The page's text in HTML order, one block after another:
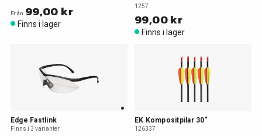
Från 99,00 kr
Finns i lager
1257
99,00 kr
Finns i lager
Edge Fastlink
Finns i 3 varianter
EK Kompositpilar 30"
126337